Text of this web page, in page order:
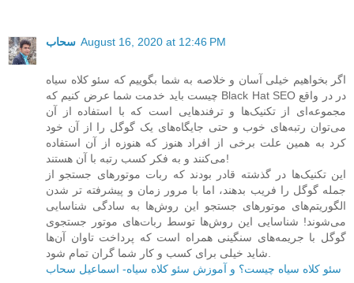
سحاب August 16, 2020 at 12:46 PM
اگر بخواهیم خیلی آسان و خلاصه به شما بگوییم که سئو کلاه سیاه
چیست باید خدمت شما عرض کنیم که Black Hat SEO در در واقع
مجموعه‌ای از تکنیک‌ها و ترفندهایی است که با استفاده از آن
می‌توان رتبه‌های خوب و حتی جایگاه‌های یک گوگل را از آن خود
کرد به همین علت برخی از افراد هنوز که هنوزه از آن استفاده
می‌کنند و به فکر کسب رتبه با آن هستند!
این تکنیک‌ها در گذشته قادر بودند که ربات‌ موتورهای جستجو از
جمله گوگل را فریب بدهند، اما با مرور زمان و پیشرفته تر شدن
الگوریتم‌های موتورهای جستجو این روش‌ها به سادگی شناسایی
می‌شوند! شناسایی این روش‌ها توسط ربات‌های موتور جستجوی
گوگل با جریمه‌های سنگینی همراه است که پرداخت تاوان آن‌ها
سئو کلاه سیاه چیست؟ و آموزش سئو کلاه سیاه- اسماعیل سحاب